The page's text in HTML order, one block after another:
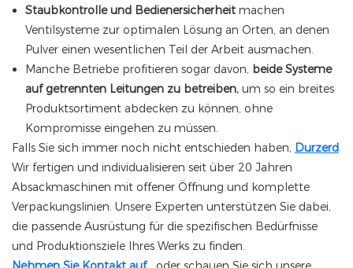
Staubkontrolle und Bedienersicherheit machen
Ventilsysteme zur optimalen Lösung an Orten, an denen
Pulver einen wesentlichen Teil der Arbeit ausmachen.
Manche Betriebe profitieren sogar davon, beide Systeme
auf getrennten Leitungen zu betreiben, um so ein breites
Produktsortiment abdecken zu können, ohne
Kompromisse eingehen zu müssen.
Falls Sie sich immer noch nicht entschieden haben, Durzerd
Wir fertigen und individualisieren seit über 20 Jahren
Absackmaschinen mit offener Öffnung und komplette
Verpackungslinien. Unsere Experten unterstützen Sie dabei,
die passende Ausrüstung für die spezifischen Bedürfnisse
und Produktionsziele Ihres Werks zu finden.